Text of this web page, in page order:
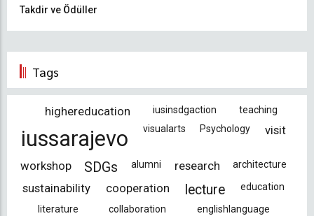
Takdir ve Ödüller
Tags
highereducation iusinsdgaction teaching
iussarajevo visualarts Psychology visit
workshop SDGs alumni research architecture
sustainability cooperation lecture
education
literature
collaboration
englishlanguage